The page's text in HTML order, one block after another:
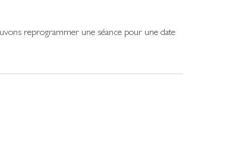
reprogrammer une séance pour une date